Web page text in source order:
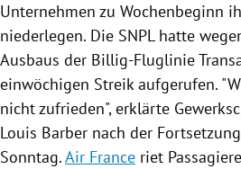
Unternehmen zu Wochenbeginn
niederlegen. Die SNPL hatte
Ausbaus der Billig-Fluglinie
einwöchigen Streikaufgerufen.
nicht zufrieden", erklärte
Louis Barber nach der
Sonntag.Air France riet